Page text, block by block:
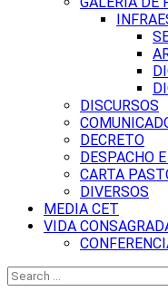
DISCURSOS
DECRETO
DESPACHO
CARTA
DIVERSOS
MEDIA CET
VIDA
Search
for: